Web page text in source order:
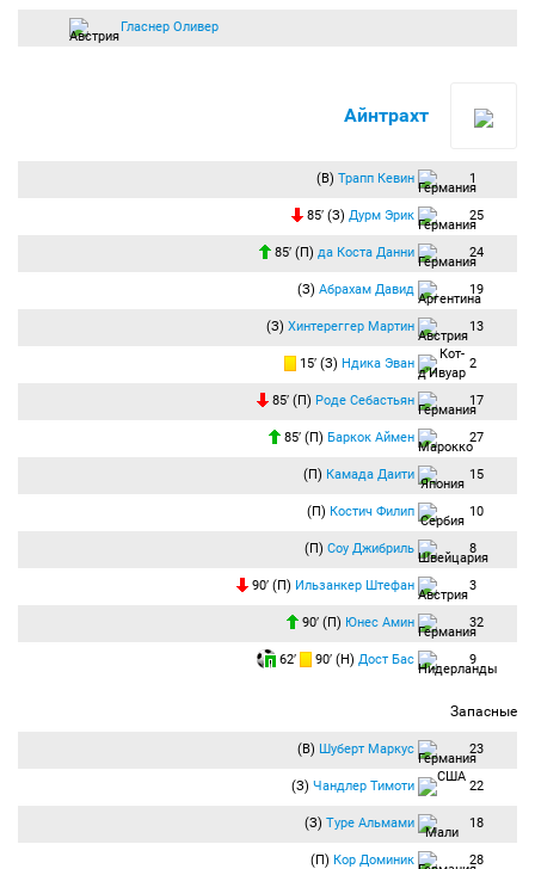
Гласнер Оливер
Айнтрахт
(В) Трапп Кевин 1
85′ (З) Дурм Эрик 25
85′ (П) да Коста Данни 24
(З) Абрахам Давид 19
(З) Хинтереггер Мартин 13
15′ (З) Ндика Эван 2
85′ (П) Роде Себастьян 17
85′ (П) Баркок Аймен 27
(П) Камада Даити 15
(П) Костич Филип 10
(П) Соу Джибриль 8
90′ (П) Ильзанкер Штефан 3
90′ (П) Юнес Амин 32
62′ 90′ (Н) Дост Бас 9
Запасные
(В) Шуберт Маркус 23
(З) Чандлер Тимоти 22
(З) Туре Альмами 18
(П) Кор Доминик 28